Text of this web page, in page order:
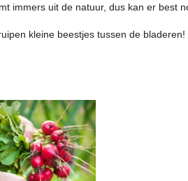
immers uit de natuur, dus kan er best
kleine beestjes tussen de bladeren!